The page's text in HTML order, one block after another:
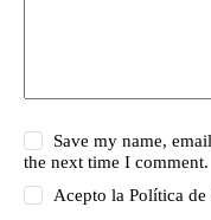
Save my name,
the next time I comment.
Acepto laPolítica de